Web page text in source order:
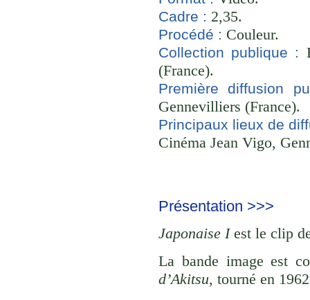
Cadre : 2,35.
Procédé : Couleur.
Collection publique :
(France).
Première diffusion
Gennevilliers (France).
Principaux lieux de
Cinéma Jean Vigo,
Présentation >>>
Japonaise Iest le clip
La bande image est
d’Akitsu, tourné en